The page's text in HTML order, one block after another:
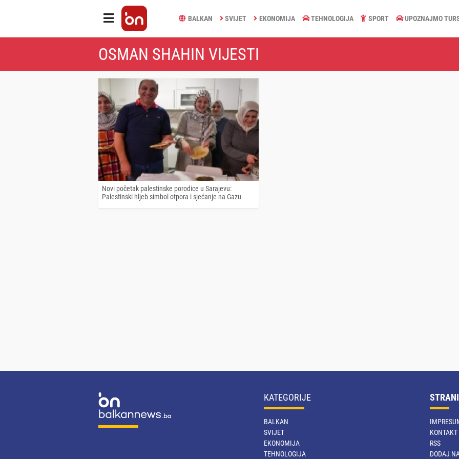
BALKAN SVIJET EKONOMIJA TEHNOLOGIJA SPORT UPOZNAJMO
OSMAN SHAHIN VIJESTI
Novi početak palestinske porodice u Sarajevu:
Palestinski hljeb simbol otpora i sjećanje na Gazu
KATEGORIJE
BALKAN
SVIJET
EKONOMIJA
TEHNOLOGIJA
KONTAKT
RSS
DODAJ